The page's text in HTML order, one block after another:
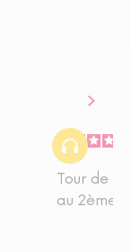
Tour de
au 2ème